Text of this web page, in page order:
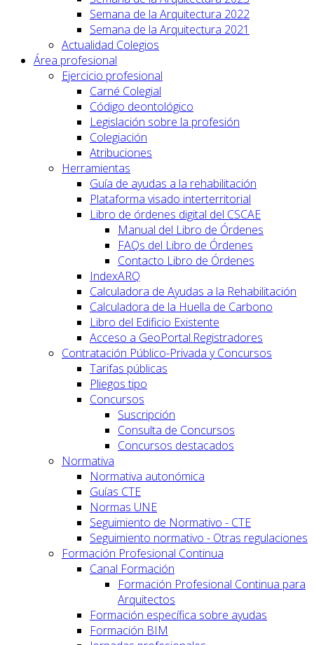
Semana de la Arquitectura 2022
Semana de la Arquitectura 2021
Actualidad Colegios
Área profesional
Ejercicio profesional
Carné Colegial
Código deontológico
Legislación sobre la profesión
Colegiación
Atribuciones
Herramientas
Guía de ayudas a la rehabilitación
Plataforma visado interterritorial
Libro de órdenes digital del CSCAE
Manual del Libro de Órdenes
FAQs del Libro de Órdenes
Contacto Libro de Órdenes
IndexARQ
Calculadora de Ayudas a la Rehabilitación
Calculadora de la Huella de Carbono
Libro del Edificio Existente
Acceso a GeoPortal.Registradores
Contratación Público-Privada y Concursos
Tarifas públicas
Pliegos tipo
Concursos
Suscripción
Consulta de Concursos
Concursos destacados
Normativa
Normativa autonómica
Guías CTE
Normas UNE
Seguimiento de Normativo - CTE
Seguimiento normativo - Otras regulaciones
Formación Profesional Continua
Canal Formación
Formación Profesional Continua para
Arquitectos
Formación específica sobre ayudas
Formación BIM